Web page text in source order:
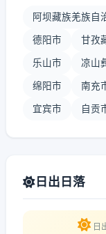
阿坝藏族羌族自
德阳市 甘孜
乐山市 凉山
绵阳市 南充
宜宾市 自贡
日出日落
日